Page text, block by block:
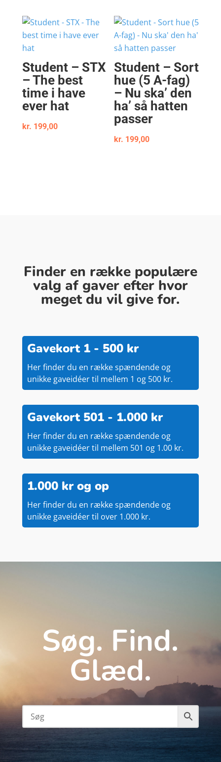
Student – STX
– The best
time i have
ever hat
kr. 199,00
Student – Sort
hue (5 A-fag)
– Nu ska’ den
ha’ så hatten
passer
kr. 199,00
Finder en række populære
valg af gaver efter hvor
meget du vil give for.
Gavekort 1 - 500 kr
Her finder du en række spændende og
unikke gaveidéer til mellem 1 og 500 kr.
Gavekort 501 - 1.000 kr
Her finder du en række spændende og
unikke gaveidéer til mellem 501 og 1.00 kr.
1.000 kr og op
Her finder du en række spændende og
unikke gaveidéer til over 1.000 kr.
Søg. Find.
Glæd.